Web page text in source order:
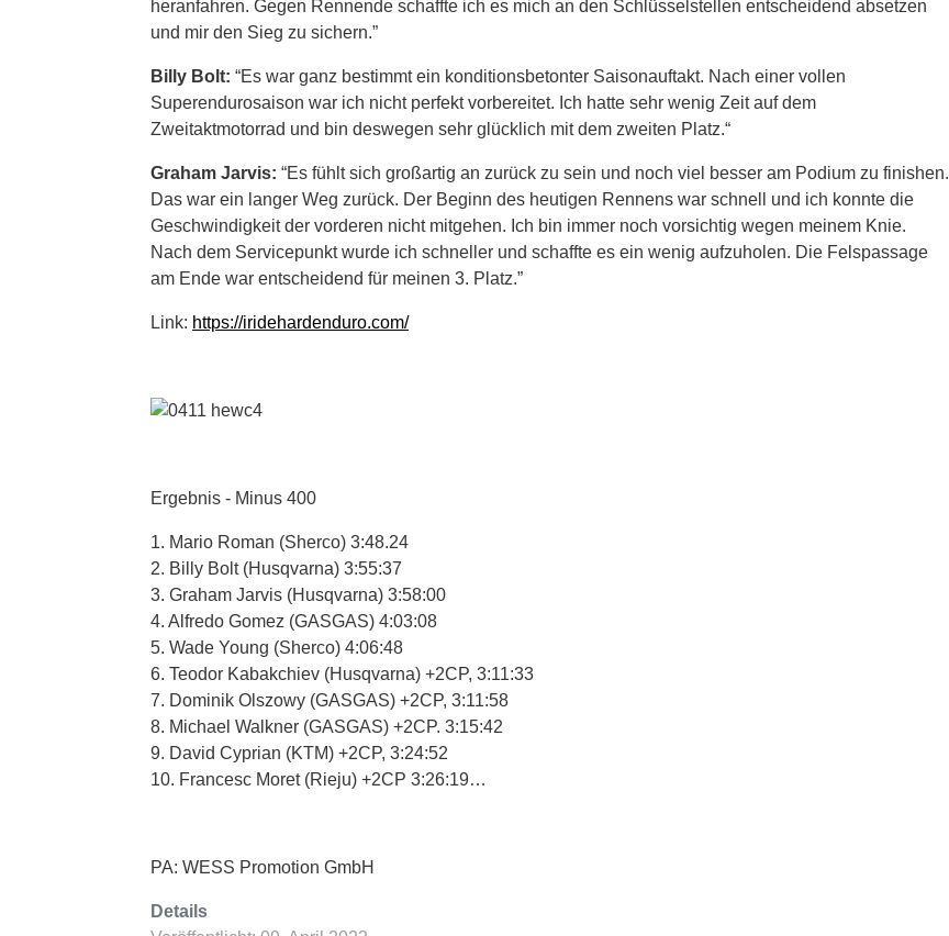
heranfahren. Gegen Rennende schaffte ich es mich an den Schlüsselstellen entscheidend absetzen
und mir den Sieg zu sichern.”
Billy Bolt: “Es war ganz bestimmt ein konditionsbetonter Saisonauftakt. Nach einer vollen
Superendurosaison war ich nicht perfekt vorbereitet. Ich hatte sehr wenig Zeit auf dem
Zweitaktmotorrad und bin deswegen sehr glücklich mit dem zweiten Platz.“
Graham Jarvis: “Es fühlt sich großartig an zurück zu sein und noch viel besser am Podium zu finishen.
Das war ein langer Weg zurück. Der Beginn des heutigen Rennens war schnell und ich konnte die
Geschwindigkeit der vorderen nicht mitgehen. Ich bin immer noch vorsichtig wegen meinem Knie.
Nach dem Servicepunkt wurde ich schneller und schaffte es ein wenig aufzuholen. Die Felspassage
am Ende war entscheidend für meinen 3. Platz.”
Link: https://iridehardenduro.com/
Ergebnis - Minus 400
1. Mario Roman (Sherco) 3:48.24
2. Billy Bolt (Husqvarna) 3:55:37
3. Graham Jarvis (Husqvarna) 3:58:00
4. Alfredo Gomez (GASGAS) 4:03:08
5. Wade Young (Sherco) 4:06:48
6. Teodor Kabakchiev (Husqvarna) +2CP, 3:11:33
7. Dominik Olszowy (GASGAS) +2CP, 3:11:58
8. Michael Walkner (GASGAS) +2CP. 3:15:42
9. David Cyprian (KTM) +2CP, 3:24:52
10. Francesc Moret (Rieju) +2CP 3:26:19…
PA: WESS Promotion GmbH
Details